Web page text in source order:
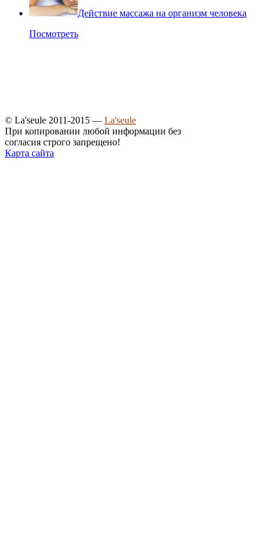
Действие массажа на организм человека
Посмотреть
© La'seule 2011-2015 — La'seule
При копировании любой информации без
согласия строго запрещено!
Карта сайта